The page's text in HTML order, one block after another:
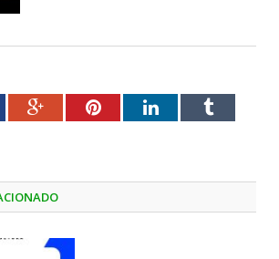
Google+PinterestLinkedInTumblr